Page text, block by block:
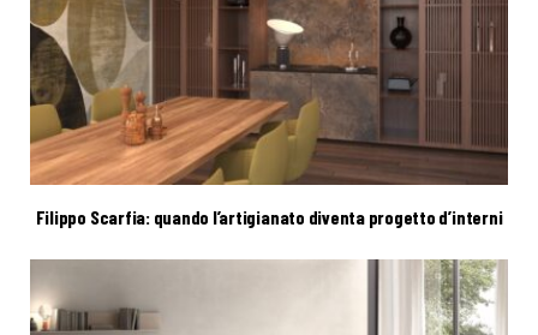
Filippo Scarfia: quando l’artigianato diventa progetto d’interni